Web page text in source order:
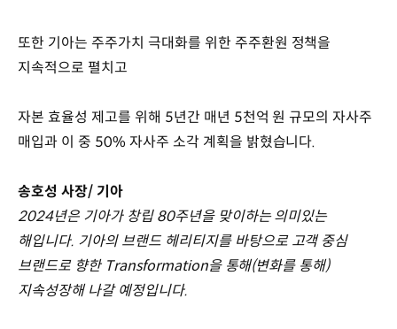
또한 기아는 주주가치 극대화를 위한 주주환원 정책을
지속적으로 펼치고
자본 효율성 제고를 위해 5년간 매년 5천억 원 규모의 자사주
매입과 이 중 50% 자사주 소각 계획을 밝혔습니다.
송호성 사장/ 기아
2024년은 기아가 창립 80주년을 맞이하는 의미있는
해입니다. 기아의 브랜드 헤리티지를 바탕으로 고객 중심
브랜드로 향한 Transformation을 통해(변화를 통해)
지속성장해 나갈 예정입니다.